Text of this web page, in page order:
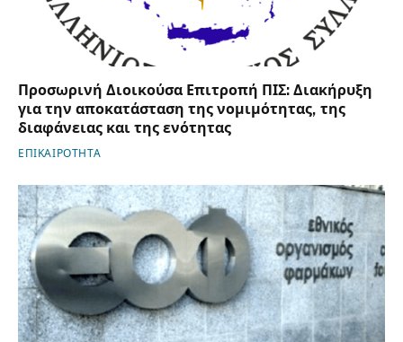
Προσωρινή Διοικούσα Επιτροπή ΠΙΣ: Διακήρυξη
για την αποκατάσταση της νομιμότητας, της
διαφάνειας και της ενότητας
ΕΠΙΚΑΙΡΟΤΗΤΑ